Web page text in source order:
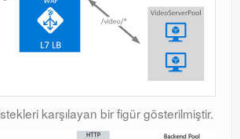
karşılayan bir figür gösterilmiştir.